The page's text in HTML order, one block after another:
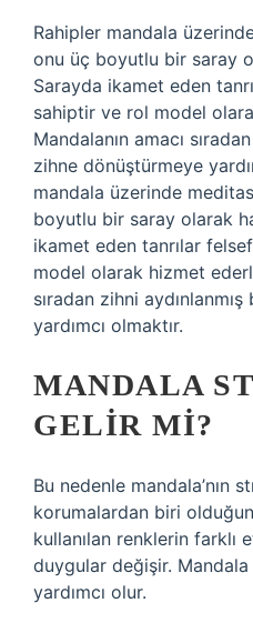
Rahipler mandala
onu üç boyutlu bir saray
Sarayda ikamet eden
sahiptir ve rol model
Mandalanın amacı
zihne dönüştürmeye
mandala üzerinde
boyutlu bir saray olarak
ikamet eden tanrılar
model olarak hizmet
sıradan zihni
yardımcı olmaktır.
MANDALA
GELIR MI?
Bu nedenle mandala’nın
korumalardan biri
kullanılan renklerin farklı
duygular değişir.
yardımcı olur.